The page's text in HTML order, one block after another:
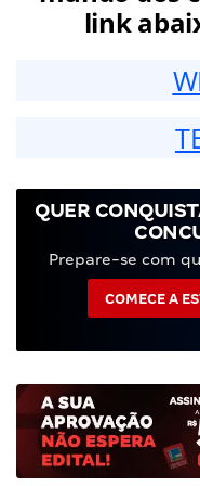
link
QUER
Prepare-se com
COMECE A